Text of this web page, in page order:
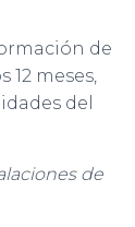
de
12 meses,
del
de